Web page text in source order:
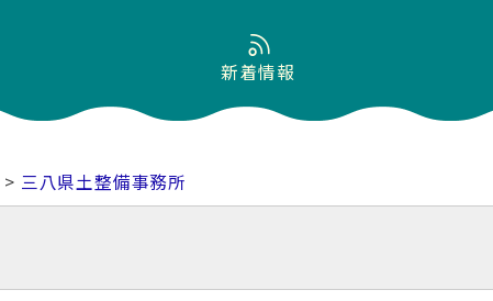
新着情報
> 三八県土整備事務所